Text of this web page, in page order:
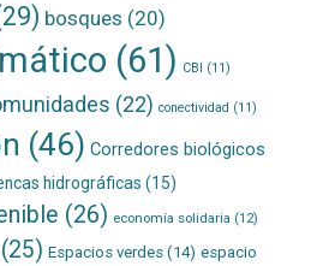
bosques (20)
(61) CBI (11)
(22) conectividad (11)
(46) Corredores biológicos
hidrográficas (15)
(26) economía solidaria (12)
Espacios verdes(14) espacio